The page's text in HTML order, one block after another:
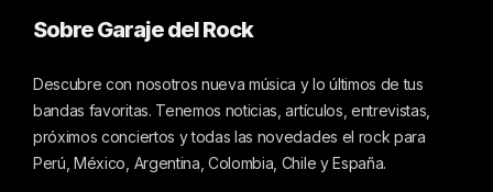
Sobre Garaje del Rock
Descubre con nosotros nueva música y lo últimos de tus
bandas favoritas. Tenemos noticias, artículos, entrevistas,
próximos conciertos y todas las novedades el rock para
Perú, México, Argentina, Colombia, Chile y España.